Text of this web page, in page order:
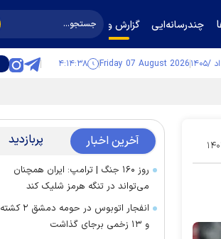
چندرسانه‌ایی گزارش و گفت‌وگو
Friday 07 August 2026 ۴:۱۴:۳۹
۲۶ آخرین اخبار پربازدید
روز ۱۶۰ جنگ | ترامپ: ایران همچنان
می‌تواند در تنگه هرمز شلیک کند
انفجار اتوبوس در حومه دمشق ۲ کشته
و ۱۳ زخمی برجای گذاشت